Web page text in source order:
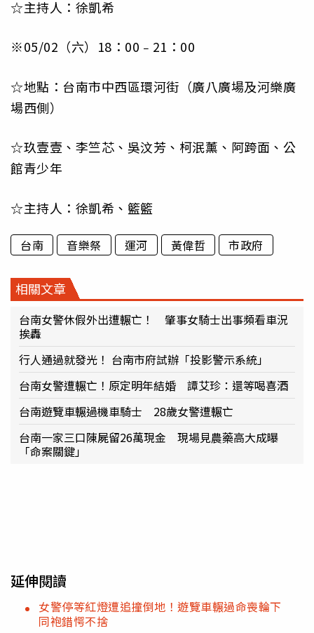
☆主持人：徐凱希
※05/02（六）18：00﹣21：00
☆地點：台南市中西區環河街（廣八廣場及河樂廣
場西側）
☆玖壹壹、李竺芯、吳汶芳、柯泯薰、阿跨面、公
館青少年
☆主持人：徐凱希、籃籃
台南 音樂祭 運河 黃偉哲 市政府
相關文章
台南女警休假外出遭輾亡！ 肇事女騎士出事頻看車況
挨轟
行人通過就發光！ 台南市府試辦「投影警示系統」
台南女警遭輾亡！原定明年結婚 譚艾珍：還等喝喜酒
台南遊覽車輾過機車騎士 28歲女警遭輾亡
台南一家三口陳屍留26萬現金 現場見農藥高大成曝
「命案關鍵」
延伸閱讀
女警停等紅燈遭追撞倒地！遊覽車輾過命喪輪下
同袍錯愕不捨